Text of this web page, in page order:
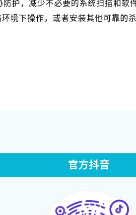
护，减少不必要的系统扫描和软
境下操作，或者安装其他可靠的
官方抖音